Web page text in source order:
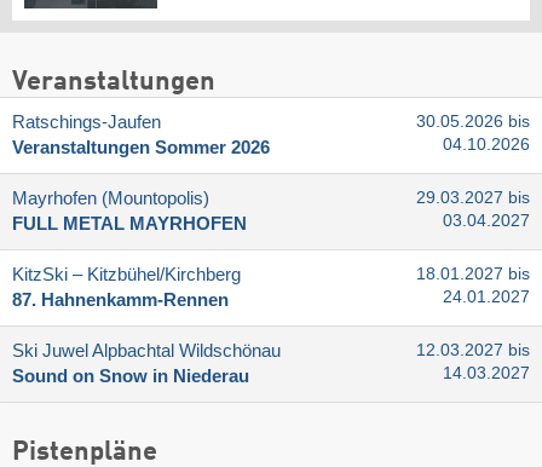
Veranstaltungen
Ratschings-Jaufen
Veranstaltungen Sommer 2026
30.05.2026 bis
04.10.2026
Mayrhofen (Mountopolis)
FULL METAL MAYRHOFEN
29.03.2027 bis
03.04.2027
KitzSki – Kitzbühel/​Kirchberg
87. Hahnenkamm-Rennen
18.01.2027 bis
24.01.2027
Ski Juwel Alpbachtal Wildschönau
Sound on Snow in Niederau
12.03.2027 bis
14.03.2027
Pistenpläne